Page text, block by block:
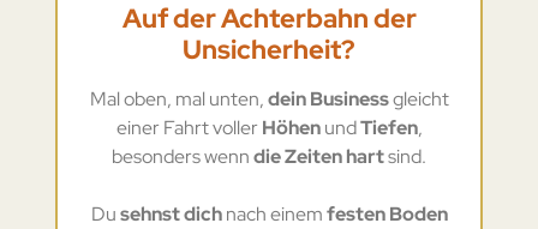
Auf der Achterbahn der
Unsicherheit?
Mal oben, mal unten,dein Businessgleicht
einer Fahrt vollerHöhenundTiefen,
besonders wenndie Zeiten hartsind.
Dusehnst dichnach einemfesten Boden